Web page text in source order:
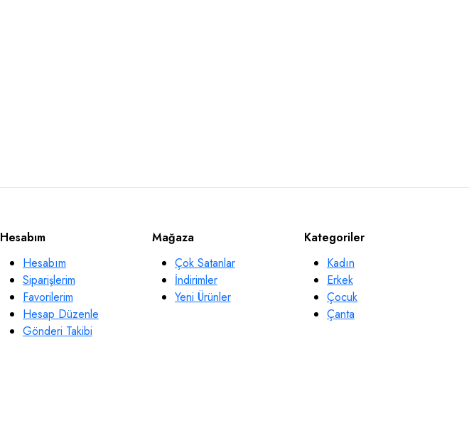
Hesabım
Hesabım
Siparişlerim
Favorilerim
Hesap Düzenle
Gönderi Takibi
Mağaza
Çok Satanlar
İndirimler
Yeni Ürünler
Kategoriler
Kadın
Erkek
Çocuk
Çanta